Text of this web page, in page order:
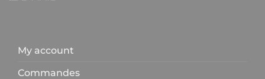
My account
Commandes